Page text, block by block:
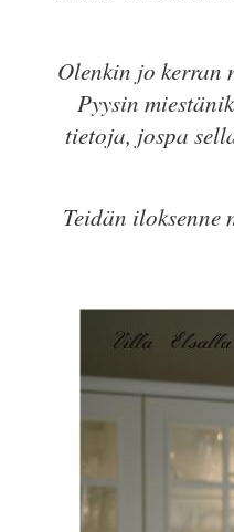
Olenkin jo kerran
Pyysin
tietoja, jospa
Teidän iloksenne